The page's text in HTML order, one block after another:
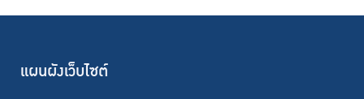
แผนผังเว็บไซต์